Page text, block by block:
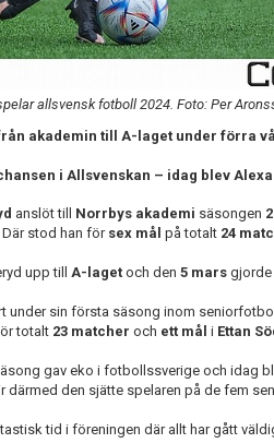
allsvensk fotboll 2024. Foto: Per
akademin till A-laget under förra
i Allsvenskan – idag blev
anslöt till Norrbys akademi säsongen
. Där stod han för sex mål på totalt 24
upp till A-laget och den 5 mars gjorde
under sin första säsong inom
totalt 23 matcher och ett mål i Ettan
gav eko i fotbollssverige och idag
därmed den sjätte spelaren på de fem
tid i föreningen där allt har gått